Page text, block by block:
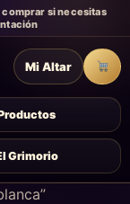
comprar si necesitas
Grimorio
Mi Altar